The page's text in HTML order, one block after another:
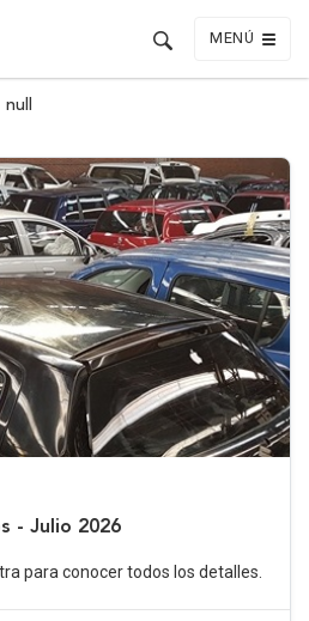
MENÚ
null
- Julio 2026
para conocer todos los detalles.